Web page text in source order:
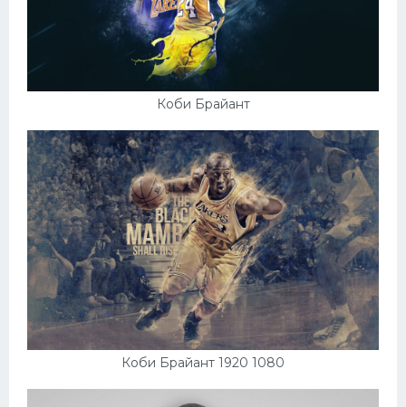
Коби Брайант
Коби Брайант 1920 1080